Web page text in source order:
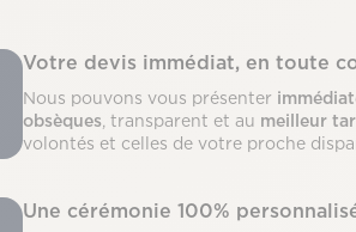
Votre devis immédiat, en toute
Nous pouvons vous présenter
obsèques , transparent et au meilleur
volontés et celles de votre proche
Une cérémonie 100%